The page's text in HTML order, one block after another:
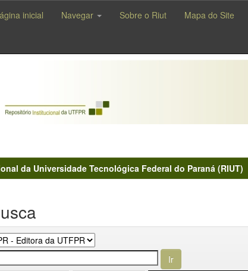
inicial Navegar Sobre o Riut Mapa do Site
da Universidade Tecnológica Federal do Paraná (RIUT)